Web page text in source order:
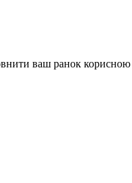
ваш ранок